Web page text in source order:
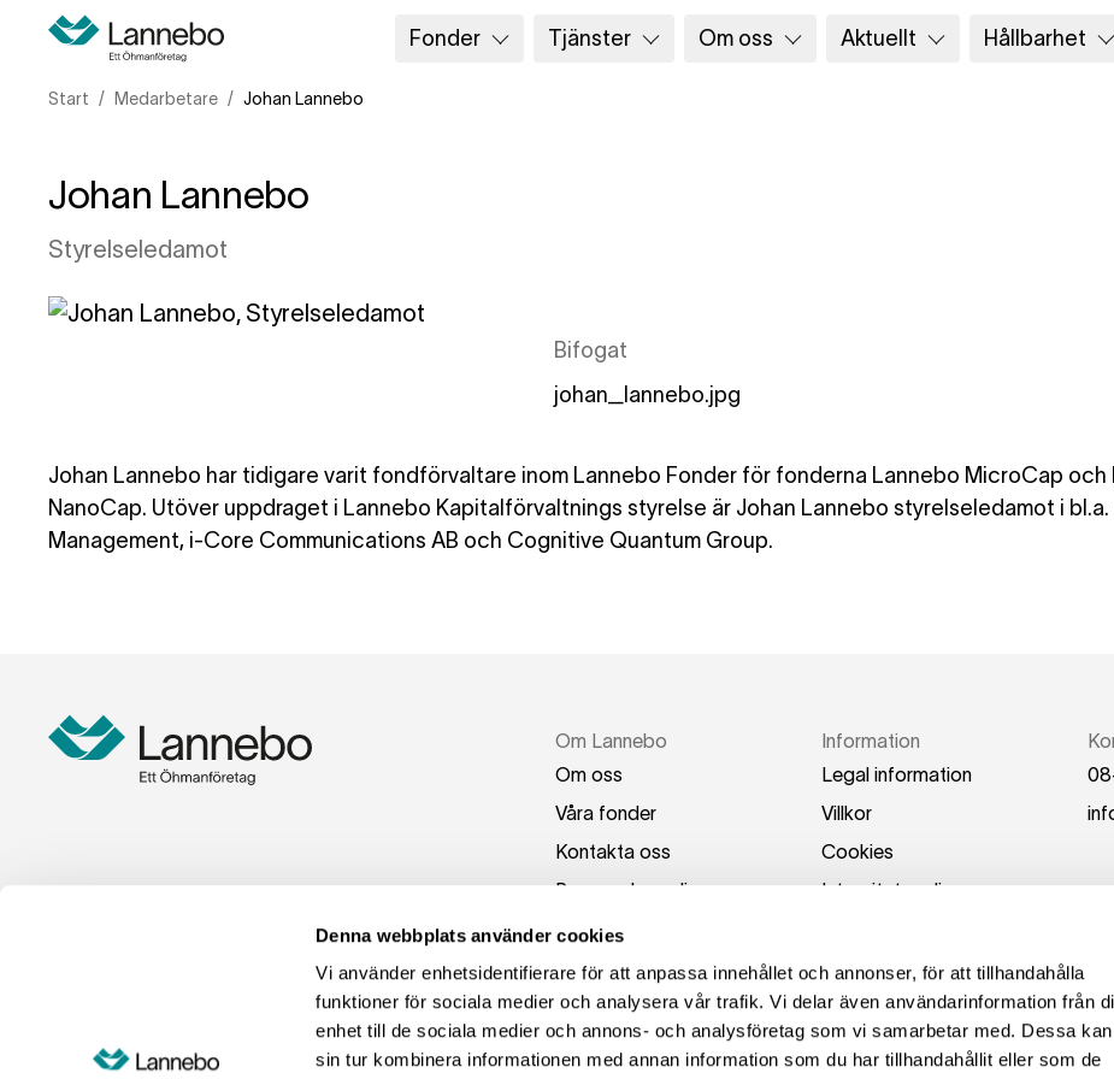
Denna webbplats använder cookies
Vi använder enhetsidentifierare för att anpassa innehållet och annonser, för att tillhandahålla
funktioner för sociala medier och analysera vår trafik. Vi delar även användarinformation från
enhet till de sociala medier och annons- och analysföretag som vi samarbetar med. Dessa
sin tur kombinera informationen med annan information som du har tillhandahållit eller som de
Fonder Tjänster Om oss Aktuellt Hållbarhet
Start Medarbetare Johan Lannebo
Johan Lannebo
Styrelseledamot
Bifogat
johan_lannebo.jpg
Johan Lannebo har tidigare varit fondförvaltare inom Lannebo Fonder för fonderna Lannebo MicroCap och
NanoCap. Utöver uppdraget i Lannebo Kapitalförvaltnings styrelse är Johan Lannebo styrelseledamot i bl.a.
Management, i-Core Communications AB och Cognitive Quantum Group.
Om Lannebo
Om oss
Våra fonder
Kontakta oss
Press och media
Switch to English
Information
Legal information
Villkor
Cookies
Integritetspolicy
se